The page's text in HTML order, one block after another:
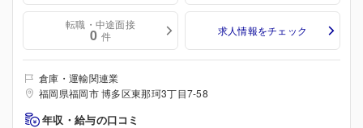
転職・中途面接
0 件 求人情報をチェック
倉庫・運輸関連業
福岡県福岡市 博多区東那珂3丁目7-58
年収・給与の口コミ